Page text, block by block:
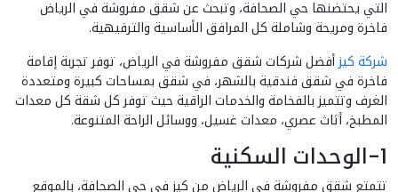
التي يحتضنها حي الصحافة، وتبحث عن شقق مفروشة في الرياض
فاخرة ومريحة وشاملة كل المرافق الأساسية والترفيهية.
شركة كيز أفضل شركات شقق مفروشة في الرياض، توفر تجربة إقامة
فاخرة في شقق فندقية بالشهر، في شقق بمساحات كبيرة ومتعددة
الغرف وتتميز بالفخامة والخدمات الراقية حيث توفر كل شقة كل معدات
المطبخ، أثاث عصري، معدات غسيل، ووسائل الراحة المتنوعة.
1-الوحدات السكنية
تتمتع شقق مفروشة في الرياض من كيز في حي الصحافة، بالموقع